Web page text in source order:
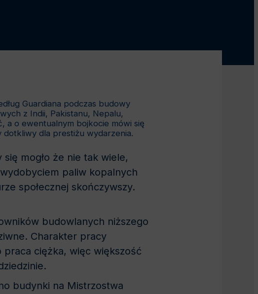
Guardiana podczas budowy
z Indii, Pakistanu, Nepalu,
a o ewentualnym bojkocie mówi się
dotkliwy dla prestiżu wydarzenia.
mogło że nie tak wiele,
paliw kopalnych
społecznej skończywszy.
budowlanych niższego
Charakter pracy
ciężka, więc większość
budynki na Mistrzostwa